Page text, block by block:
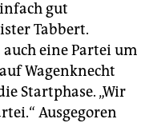
gut
Tab­bert.
eine Partei um
Wagenknecht
Startphase. „Wir
Ausgegoren